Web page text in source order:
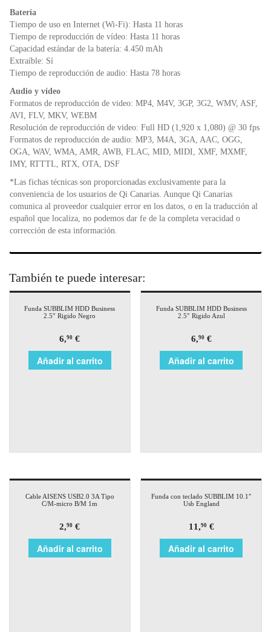
Batería
Tiempo de uso en Internet (Wi-Fi): Hasta 11 horas
Tiempo de reproducción de vídeo: Hasta 11 horas
Capacidad estándar de la batería: 4.450 mAh
Extraíble: Sí
Tiempo de reproducción de audio: Hasta 78 horas
Audio y vídeo
Formatos de reproducción de video: MP4, M4V, 3GP, 3G2, WMV, ASF,
AVI, FLV, MKV, WEBM
Resolución de reproducción de video: Full HD (1,920 x 1,080) @ 30 fps
Formatos de reproducción de audio: MP3, M4A, 3GA, AAC, OGG,
OGA, WAV, WMA, AMR, AWB, FLAC, MID, MIDI, XMF, MXMF,
IMY, RTTTL, RTX, OTA, DSF
*Las fichas técnicas son proporcionadas exclusivamente para la
conveniencia de los usuarios de Qi Canarias. Aunque Qi Canarias
comunica al proveedor cualquier error en los datos, o en la traducción al
español que localiza, no podemos dar fe de la completa veracidad o
corrección de esta información.
También te puede interesar:
Funda SUBBLIM HDD Business
2.5″ Rigido Negro
6,90 €
Añadir al carrito
Funda SUBBLIM HDD Business
2.5″ Rigido Azul
6,90€
Añadir al carrito
Cable AISENS USB2.0 3A Tipo
C/M-micro B/M 1m
2,90 €
Añadir al carrito
Funda con teclado SUBBLIM 10.1″
Usb England
11,90€
Añadir al carrito